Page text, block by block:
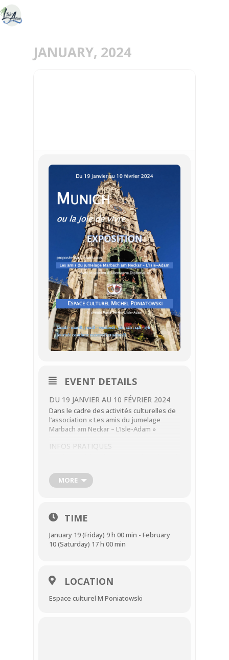
JANUARY, 2024
EVENT DETAILS
DU 19 JANVIER AU 10 FÉVRIER 2024
Dans le cadre des activités culturelles de
l’association « Les amis du jumelage
Marbach am Neckar – L’Isle-Adam »
INFOS PRATIQUES
Journée continue mercredi et samedi.
MORE
TIME
January 19 (Friday) 9 h 00 min - February
10 (Saturday) 17 h 00 min
LOCATION
Espace culturel M Poniatowski